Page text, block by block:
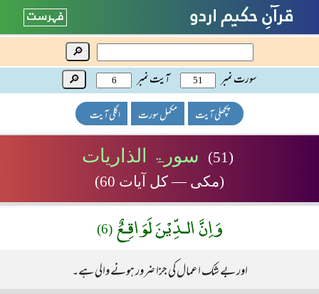
🔎
سورت نمبر آیت نمبر 🔎
پچھلی آیت مکمل سورت اگلی آیت
(51) سورۃ الذاریات
(مکی — کل آیات 60)
وَاِنَّ الـدِّيْنَ لَوَاقِـعٌ(6)
اور بے شک اعمال کی جزا ضرور ہونے والی ہے۔